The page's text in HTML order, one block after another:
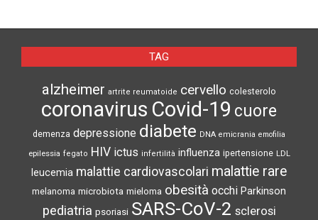
TAG
alzheimer artrite reumatoide cervello colesterolo
coronavirus Covid-19 cuore
demenza depressione diabete DNA emicrania emofilia
epilessia fegato HIV ictus infertilità influenza ipertensione LDL
leucemia malattie cardiovascolari malattie rare
melanoma microbiota mieloma obesità occhi Parkinson
pediatria psoriasi SARS-CoV-2 sclerosi